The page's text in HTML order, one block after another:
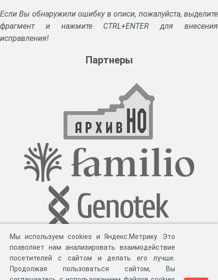
Если Вы обнаружили ошибку в описи, пожалуйста, выделите
фрагмент и нажмите CTRL+ENTER для внесения
исправления!
Партнеры
Мы используем cookies и Яндекс.Метрику. Это
позволяет нам анализировать взаимодействие
посетителей с сайтом и делать его лучше.
Продолжая пользоваться сайтом, Вы